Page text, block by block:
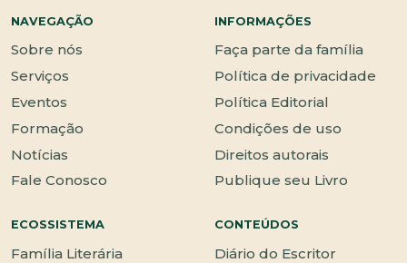
NAVEGAÇÃO
Sobre nós
Serviços
Eventos
Formação
Notícias
Fale Conosco
INFORMAÇÕES
Faça parte da família
Política de privacidade
Política Editorial
Condições de uso
Direitos autorais
Publique seu Livro
ECOSSISTEMA
Família Literária
CONTEÚDOS
Diário do Escritor